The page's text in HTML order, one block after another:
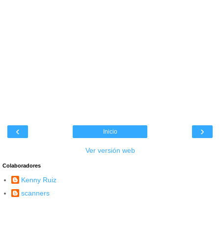
‹ ›
Inicio
Ver versión web
Colaboradores
Kenny Ruiz
scanners